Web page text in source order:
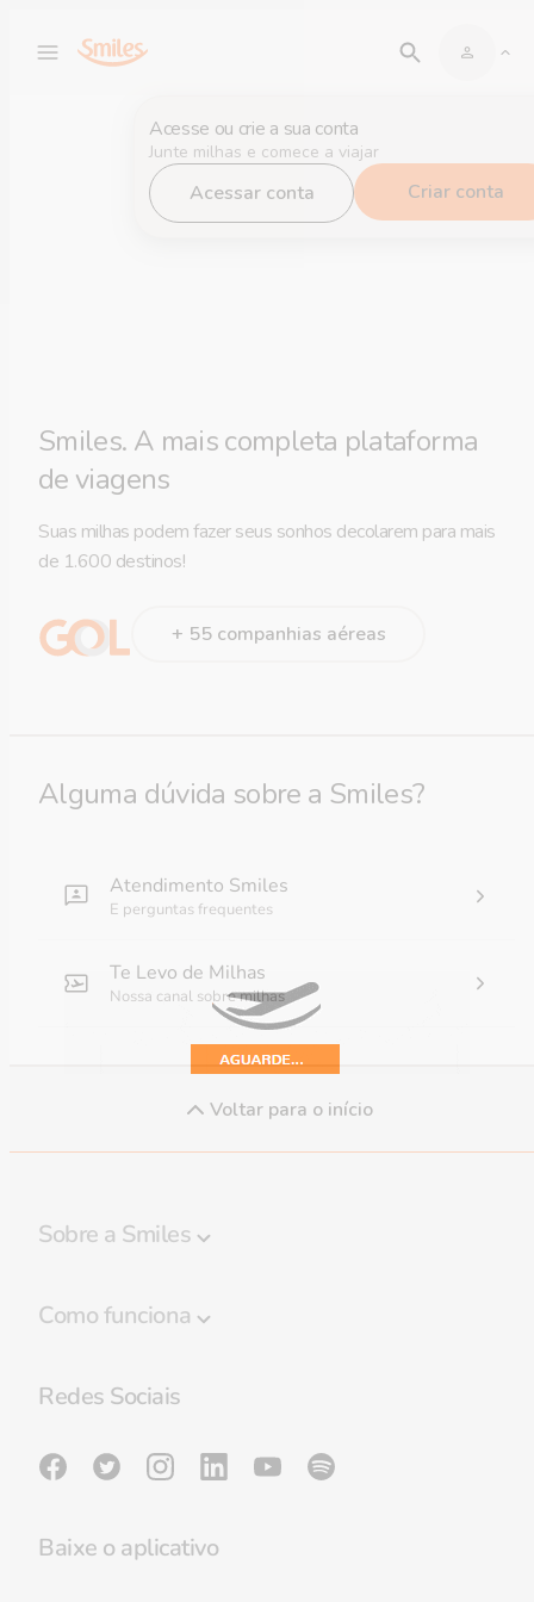
Acesse ou crie a sua conta
Junte milhas e comece a viajar
Acessar conta Criar conta
Smiles. A mais completa plataforma
de viagens
Suas milhas podem fazer seus sonhos decolarem para mais
de 1.600 destinos!
+ 55 companhias aéreas
Alguma dúvida sobre a Smiles?
Atendimento Smiles
E perguntas frequentes
Te Levo de Milhas
Nossa canal sobre milhas
Voltar para o início
Sobre a Smiles
Política de privacidade
Sala de imprensa
Milhas do Bem
Como funciona
Lounge GOL Smiles
Reativar milhas
Redes Sociais
Baixe o aplicativo